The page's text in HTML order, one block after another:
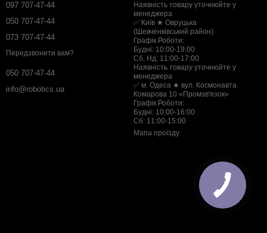
097 707-47-44
050 707-47-44
073 707-47-44
Передзвонити вам?
050 707-47-44
info@robotics.ua
Наявність товару уточнюйте у
менеджера
✅ Київ ★ Овруцька
(Шевченківський район)
Графік Роботи:
Будні: 10:00-19:00
Сб, Нд: 11:00-17:00
Наявність товару уточнюйте у
менеджера
✅ м. Одеса ★ вул. Космонавта
Комарова 10 «Промзв'язок»
Графік Роботи:
Будні: 10:00-16:00
Сб: 11:00-15:00
Мапа проїзду